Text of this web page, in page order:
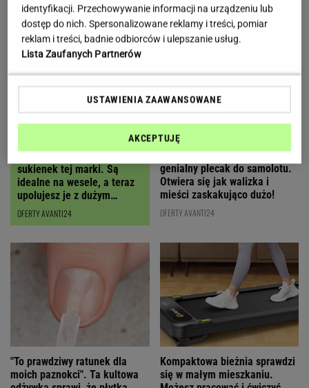
LETNIE OKAZJE
sukienek tej marki. Są
idealne na wesele, a teraz
upolujesz je z dużym
RABATEM
OFERTY AVANTI24
Polska marka stworzyła
genialny plecak do samolotu.
Otwiera się jak walizka i
mieści zaskakująco dużo!
OFERTY AVANTI24
"To prawdziwy ratunek dla
moich paznokci". Ta kultowa
Kompaktowa bieżnia sprawdzi
się w małym mieszkaniu.
identyfikacji. Przechowywanie informacji na urządzeniu lub
dostęp do nich. Spersonalizowane reklamy i treści, pomiar
reklam i treści, badnie odbiorców i ulepszanie usług.
Lista Zaufanych Partnerów
USTAWIENIA ZAAWANSOWANE
AKCEPTUJĘ